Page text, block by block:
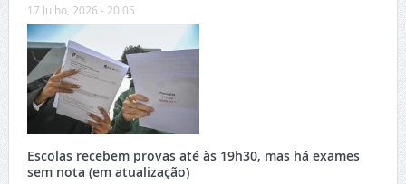
17 Julho, 2026 - 20:05
Escolas recebem provas até às 19h30, mas há exames
sem nota (em atualização)